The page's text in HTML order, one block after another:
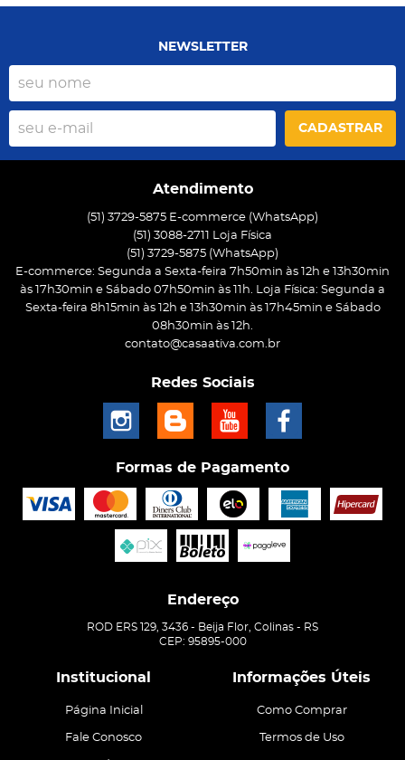
NEWSLETTER
CADASTRAR
Atendimento
(51) 3729-5875 E-commerce (WhatsApp)
(51) 3088-2711 Loja Física
(51) 3729-5875 (WhatsApp)
E-commerce: Segunda a Sexta-feira 7h50min às 12h e 13h30min
às 17h30min e Sábado 07h50min às 11h. Loja Física: Segunda a
Sexta-feira 8h15min às 12h e 13h30min às 17h45min e Sábado
08h30min às 12h.
contato@casaativa.com.br
Redes Sociais
Formas de Pagamento
Endereço
ROD ERS 129, 3436 - Beija Flor, Colinas - RS
CEP: 95895-000
Institucional
Página Inicial
Fale Conosco
Informações Úteis
Como Comprar
Termos de Uso